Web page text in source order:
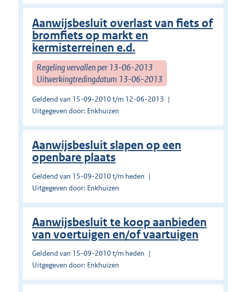
Aanwijsbesluit overlast van fiets of
bromfiets op markt en
kermisterreinen e.d.
Regeling vervallen per 13-06-2013
Uitwerkingtredingdatum 13-06-2013
Geldend van 15-09-2010 t/m 12-06-2013
Uitgegeven door: Enkhuizen
Aanwijsbesluit slapen op een
openbare plaats
Geldend van 15-09-2010 t/m heden
Uitgegeven door: Enkhuizen
Aanwijsbesluit te koop aanbieden
van voertuigen en/of vaartuigen
Geldend van 15-09-2010 t/m heden
Uitgegeven door: Enkhuizen